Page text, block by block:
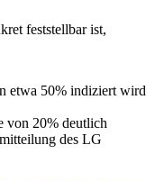
feststellbar ist,
etwa 50% indiziert wird
von 20% deutlich
des LG